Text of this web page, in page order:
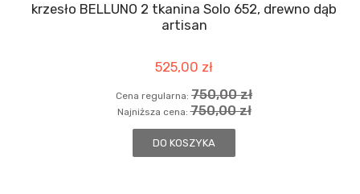
krzesło BELLUNO 2 tkanina Solo 652, drewno dąb
artisan
525,00 zł
Cena regularna: 750,00 zł
Najniższa cena:750,00 zł
DO KOSZYKA